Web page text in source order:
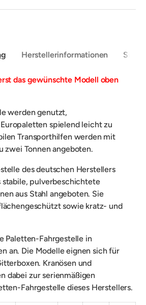
Herstellerinformationen
das gewünschte Modell oben
werden genutzt,
spielend leicht zu
Transporthilfen werden mit
zwei Tonnen angeboten.
des deutschen Herstellers
stabile, pulverbeschichtete
aus Stahl angeboten. Sie
sowie kratz- und
Paletten-Fahrgestelle in
an. Die Modelle eignen sich für
Kranösen und
dabei zur serienmäßigen
Fahrgestelle dieses Herstellers.